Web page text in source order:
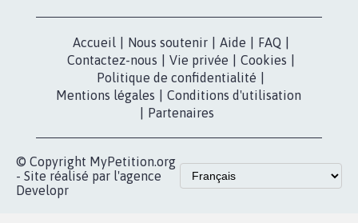
Accueil Nous soutenir Aide FAQ
Contactez-nous
Vie privée Cookies
Politique de confidentialité
Mentions légales
Conditions d'utilisation
Partenaires
© Copyright MyPetition.org
- Site réalisé par l'agence
Developr